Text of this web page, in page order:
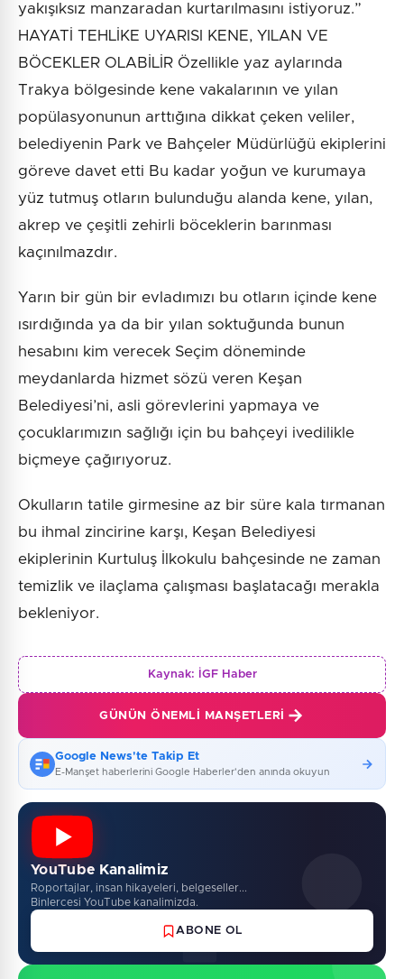
yakışıksız manzaradan kurtarılmasını istiyoruz.”
HAYATİ TEHLİKE UYARISI KENE, YILAN VE
BÖCEKLER OLABİLİR Özellikle yaz aylarında
Trakya bölgesinde kene vakalarının ve yılan
popülasyonunun arttığına dikkat çeken veliler,
belediyenin Park ve Bahçeler Müdürlüğü ekiplerini
göreve davet etti Bu kadar yoğun ve kurumaya
yüz tutmuş otların bulunduğu alanda kene, yılan,
akrep ve çeşitli zehirli böceklerin barınması
kaçınılmazdır.
Yarın bir gün bir evladımızı bu otların içinde kene
ısırdığında ya da bir yılan soktuğunda bunun
hesabını kim verecek Seçim döneminde
meydanlarda hizmet sözü veren Keşan
Belediyesi’ni, asli görevlerini yapmaya ve
çocuklarımızın sağlığı için bu bahçeyi ivedilikle
biçmeye çağırıyoruz.
Okulların tatile girmesine az bir süre kala tırmanan
bu ihmal zincirine karşı, Keşan Belediyesi
ekiplerinin Kurtuluş İlkokulu bahçesinde ne zaman
temizlik ve ilaçlama çalışması başlatacağı merakla
bekleniyor.
Kaynak: İGF Haber
GÜNÜN ÖNEMLI MANŞETLERI
Google News'te Takip Et
E-Manşet haberlerini Google Haberler'den anında okuyun
YouTube Kanalimiz
Roportajlar, insan hikayeleri, belgeseller...
Binlercesi YouTube kanalimizda.
ABONE OL